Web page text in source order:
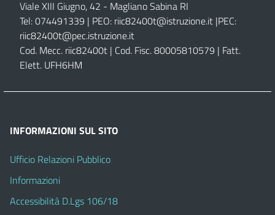
Viale XIII Giugno, 42 - Magliano Sabina RI
Tel: 074491339 | PEO: riic82400t@istruzione.it |PEC:
riic82400t@pec.istruzione.it
Cod. Mecc. riic82400t | Cod. Fisc. 80005810579 | Fatt.
Elett. UFH6HM
INFORMAZIONI SUL SITO
Ufficio Relazioni Pubblico
Informazioni
Accessibilità D.Lgs 106/18